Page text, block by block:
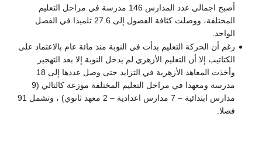
أصبح اجمالي عدد المدارس 146 مدرسة في مراحل التعليم
المختلفة، ووصلت كثافة الفصول إلى 27.6 تلميذا في الفصل
الواحد.
رغم أن الحركة التعليم بدأت في النوبة منذ مائة عام بالاعتماد على
الكتاتيب إلا أن التعليم الأزهري لم يدخل النوبة إلا بعد التهجير
وأخذت المعاهد الأزهرية في التزايد حتى وصل عددها إلى 18
مدرسة ومعهدا في مراحل التعليم المختلفة موزعة كالتالي (9
مدارس ابتدائية – 7 مدارس اعدادية – 2 معهد ثانوي) ، وتشمل 91
فصلا.